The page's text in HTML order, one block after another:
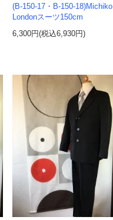
(B-150-17・B-150-18)Michiko
Londonスーツ150cm
6,300円(税込6,930円)